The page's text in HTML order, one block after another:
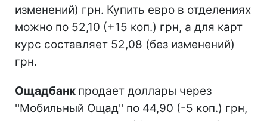
изменений) грн. Купить евро в отделениях
можно по 52,10 (+15 коп.) грн, а для карт
курс составляет 52,08 (без изменений)
грн.
Ощадбанк продает доллары через
''Мобильный Ощад'' по 44,90 (-5 коп.) грн,